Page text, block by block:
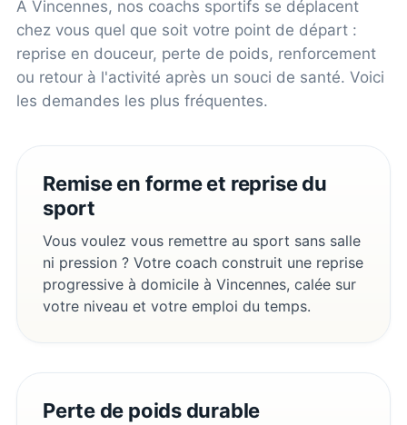
À Vincennes, nos coachs sportifs se déplacent
chez vous quel que soit votre point de départ :
reprise en douceur, perte de poids, renforcement
ou retour à l'activité après un souci de santé. Voici
les demandes les plus fréquentes.
Remise en forme et reprise du
sport
Vous voulez vous remettre au sport sans salle
ni pression ? Votre coach construit une reprise
progressive à domicile à Vincennes, calée sur
votre niveau et votre emploi du temps.
Perte de poids durable